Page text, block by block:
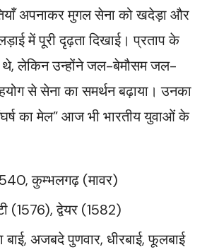
अपनाकर मुगल सेना को खदेड़ा और
में पूरी दृढ़ता दिखाई। प्रताप के
थे, लेकिन उन्होंने जल-बेमौसम जल-
से सेना का समर्थन बढ़ाया। उनका
का मेल” आज भी भारतीय युवाओं के
कुम्भलगढ़ (मावर)
(1576), द्वेयर (1582)
बाई, अजबदे पुणवार, धीरबाई, फूलबाई